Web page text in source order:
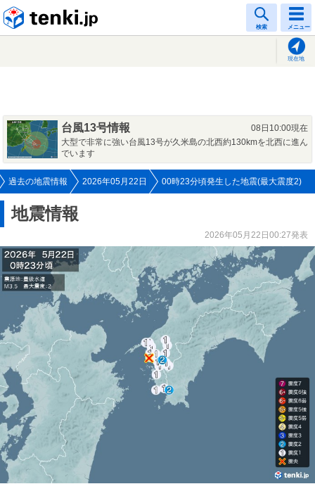
検索 メニュー
現在地
台風13号情報
08日10:00現在
大型で非常に強い台風13号が久米島の北西約130kmを北西に進ん
でいます
過去の地震情報 2026年05月22日 00時23分頃発生した地震(最大震度2)
地震情報
2026年05月22日00:27発表